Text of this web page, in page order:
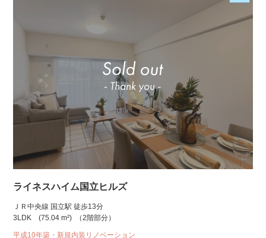
ライネスハイム国立ヒルズ
ＪＲ中央線 国立駅 徒歩13分
3LDK
(75.04 m²) （2階部分）
平成10年築・新規内装リノベーション